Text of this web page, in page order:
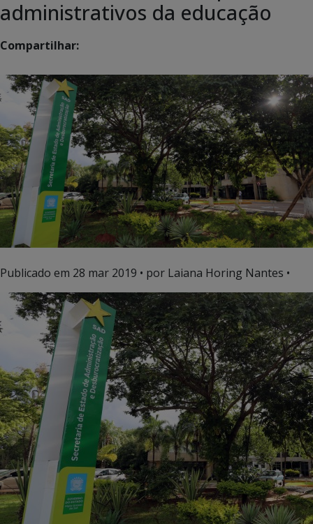
administrativos da educação
Compartilhar:
Publicado em 28 mar 2019 • por Laiana Horing Nantes •